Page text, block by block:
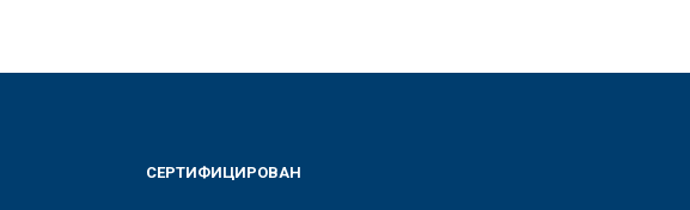
СЕРТИФИЦИРОВАН